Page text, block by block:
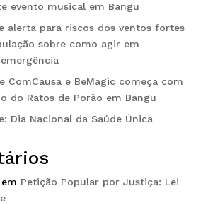
evento musical em Bangu
alerta para riscos dos ventos fortes
sobre como agir em
ComCausa e BeMagic começa com
do Ratos de Porão em Bangu
Dia Nacional da Saúde Única
Petição Popular por Justiça: Lei